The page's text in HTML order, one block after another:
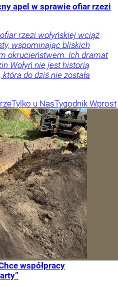
apel w sprawie ofiar rzezi
rzezi wołyńskiej wciąż
wspominając bliskich
okrucieństwem. Ich dramat
Wołyń nie jest historią
do dziś nie została
Tylko u NasTygodnik Wprost
współpracy